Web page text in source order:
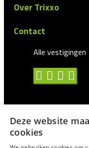
Over Trixxo
Contact
Alle vestigingen
Algemene
Deze website
cookies